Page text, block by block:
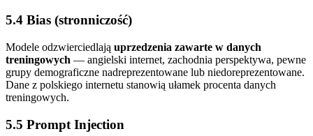
5.4 Bias (stronniczość)
Modele odzwierciedlają uprzedzenia zawarte w danych
treningowych — angielski internet, zachodnia perspektywa, pewne
grupy demograficzne nadreprezentowane lub niedoreprezentowane.
Dane z polskiego internetu stanowią ułamek procenta danych
treningowych.
5.5 Prompt Injection